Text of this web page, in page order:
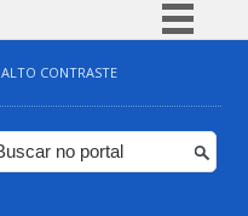
Simplifique!
Comunica BR
Participe
ALTO CONTRASTE